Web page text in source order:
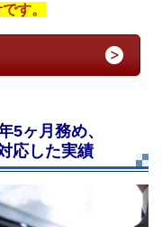
す。
5ヶ月務め、
応した実績